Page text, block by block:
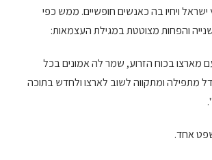
ישראל ויחיו בה כאנשים חופשיים. ממש כפי
והפחות מצוטטת במגילת העצמאות:
מארצו בכוח הזרוע, שמר לה אמונים בכל
מתפילה ומתקווה לשוב לארצו ולחדש בתוכה
אחד.